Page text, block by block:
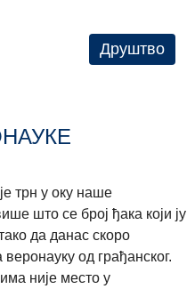
Друштво
трн у оку наше
што се број ђака који ју
да данас скоро
од грађанског.
није место у